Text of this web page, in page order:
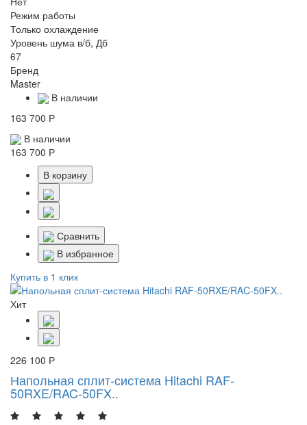
Режим работы
Только охлаждение
Уровень шума в/б, Дб
67
Бренд
Master
В наличии
163 700 Р
В наличии
163 700 Р
В корзину
Сравнить
В избранное
Купить в 1 клик
Хит
226 100 Р
Напольная сплит-система Hitachi RAF-
50RXE/RAC-50FX..